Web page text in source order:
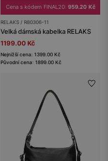
Cena s kódem FINAL20: 959.20 Kč
RELAKS / R80306-11
Velká dámská kabelka RELAKS
1199.00 Kč
Nejnižší cena: 1399.00 Kč
Původní cena: 1899.00 Kč